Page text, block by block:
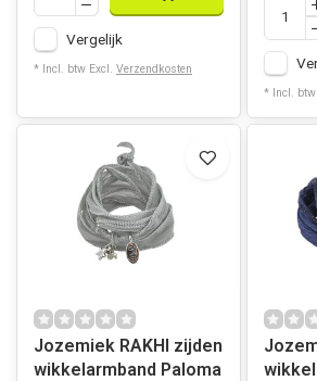
Vergelijk
* Incl. btw Excl. Verzendkosten
* Incl. btw
Jozemiek RAKHI zijden
wikkelarmband Paloma